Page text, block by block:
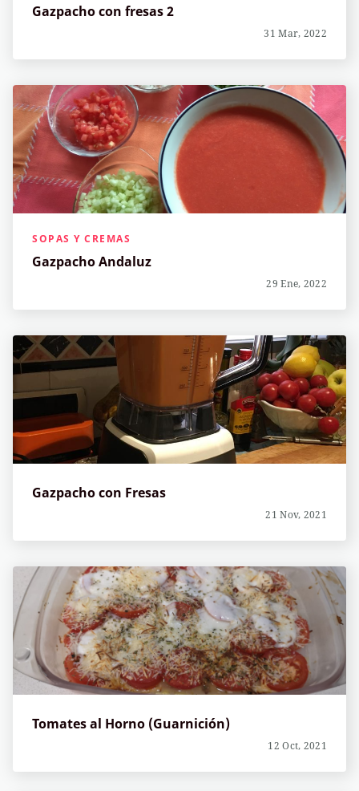
Gazpacho con fresas 2
31 Mar, 2022
SOPAS Y CREMAS
Gazpacho Andaluz
29 Ene, 2022
Gazpacho con Fresas
21 Nov, 2021
Tomates al Horno (Guarnición)
12 Oct, 2021